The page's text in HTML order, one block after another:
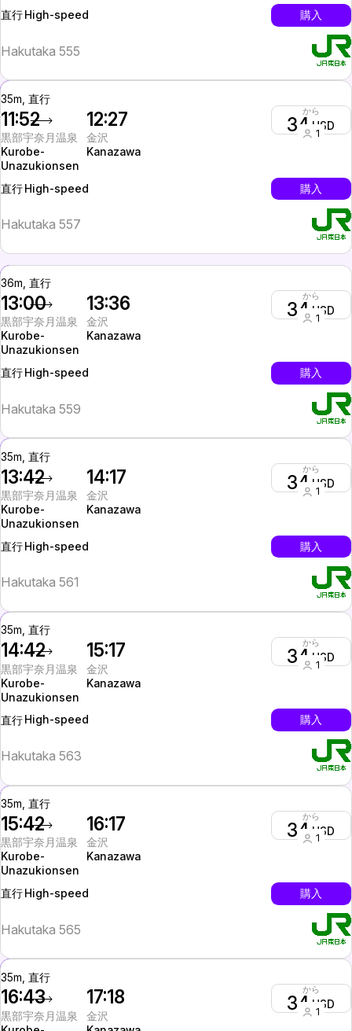
直行 High-speed 購入
Hakutaka 555
35m, 直行
11:52
黒部宇奈月温泉
Kurobe-
Unazukionsen
12:27
金沢
Kanazawa
から
34 USD
1
直行High-speed 購入
Hakutaka 557
36m, 直行
13:00
黒部宇奈月温泉
Kurobe-
Unazukionsen
13:36
金沢
Kanazawa
から
34 USD
1
直行 High-speed 購入
Hakutaka 559
35m, 直行
13:42
黒部宇奈月温泉
Kurobe-
Unazukionsen
14:17
金沢
Kanazawa
から
34 USD
1
直行High-speed 購入
Hakutaka 561
35m, 直行
14:42
黒部宇奈月温泉
Kurobe-
Unazukionsen
15:17
金沢
Kanazawa
から
34 USD
1
直行 High-speed 購入
Hakutaka 563
35m, 直行
15:42
黒部宇奈月温泉
Kurobe-
Unazukionsen
16:17
金沢
Kanazawa
から
34 USD
1
直行 High-speed 購入
Hakutaka 565
35m, 直行
16:43
黒部宇奈月温泉
17:18
金沢
から
34 USD
1